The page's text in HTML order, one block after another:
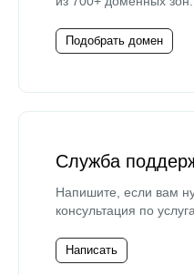
Подобрать домен
Служба
Напишите, если вам
консультация по
Написать